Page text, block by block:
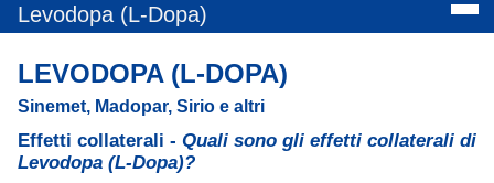
Levodopa (L-Dopa)
LEVODOPA (L-DOPA)
Sinemet, Madopar, Sirio e altri
Effetti collaterali - Quali sono gli effetti collaterali di
Levodopa (L-Dopa)?